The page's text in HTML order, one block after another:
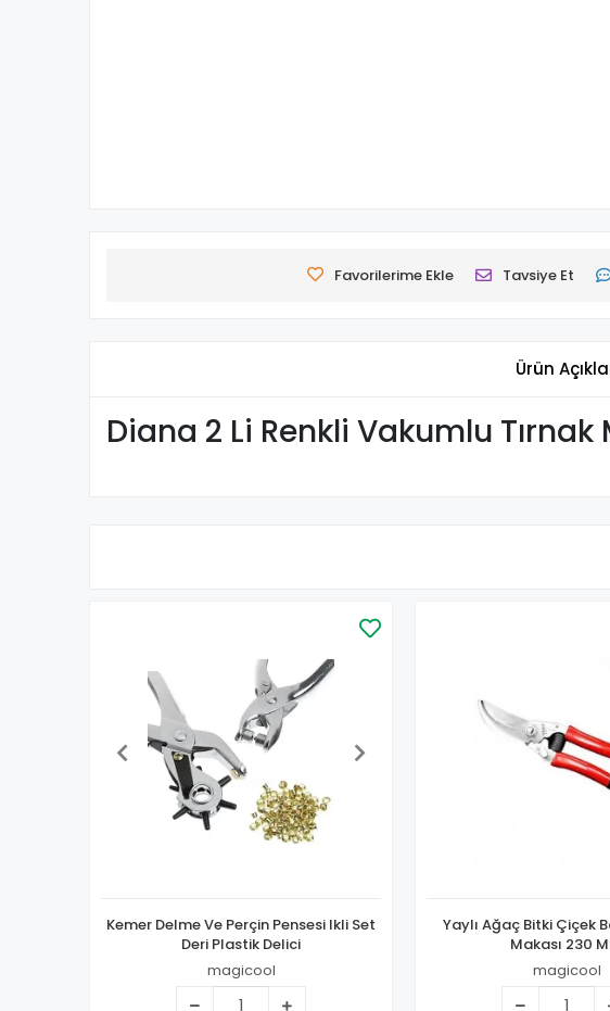
Favorilerime Ekle Tavsiye Et
Ürün
Diana 2 Li Renkli Vakumlu Tırnak
Kemer Delme Ve Perçin Pensesi Ikli Set
Deri Plastik Delici
magicool
Yaylı Ağaç Bitki Çiçek
Makası 230
magicool